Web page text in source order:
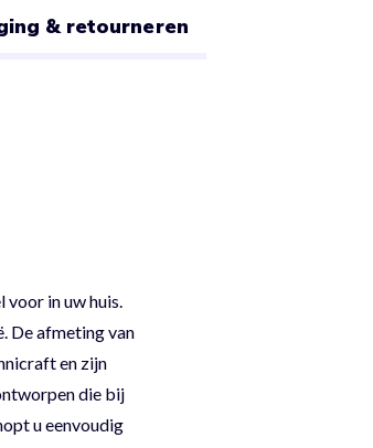
& retourneren
in uw huis.
De afmeting van
en zijn
die bij
u eenvoudig